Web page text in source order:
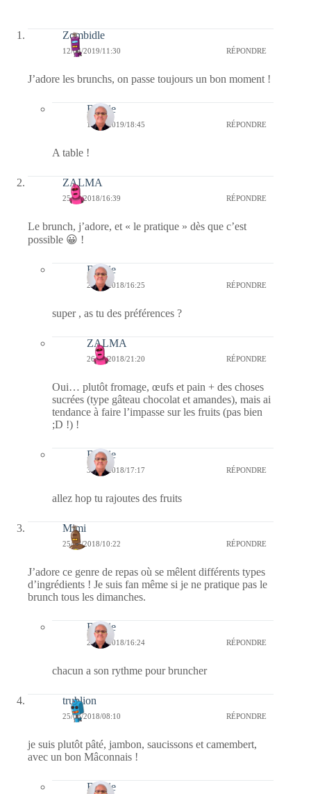
Zombidle
12/04/2019/11:30 RÉPONDRE
J’adore les brunchs, on passe toujours un bon moment !
Bernie
12/04/2019/18:45 RÉPONDRE
A table !
ZALMA
25/08/2018/16:39 RÉPONDRE
Le brunch, j’adore, et « le pratique » dès que c’est
possible 😀 !
Bernie
26/08/2018/16:25 RÉPONDRE
super , as tu des préférences ?
ZALMA
26/08/2018/21:20 RÉPONDRE
Oui… plutôt fromage, œufs et pain + des choses
sucrées (type gâteau chocolat et amandes), mais ai
tendance à faire l’impasse sur les fruits (pas bien
;D !) !
Bernie
30/08/2018/17:17 RÉPONDRE
allez hop tu rajoutes des fruits
Mimi
25/08/2018/10:22 RÉPONDRE
J’adore ce genre de repas où se mêlent différents types
d’ingrédients ! Je suis fan même si je ne pratique pas le
brunch tous les dimanches.
Bernie
26/08/2018/16:24 RÉPONDRE
chacun a son rythme pour bruncher
trublion
25/08/2018/08:10 RÉPONDRE
je suis plutôt pâté, jambon, saucissons et camembert,
avec un bon Mâconnais !
Bernie